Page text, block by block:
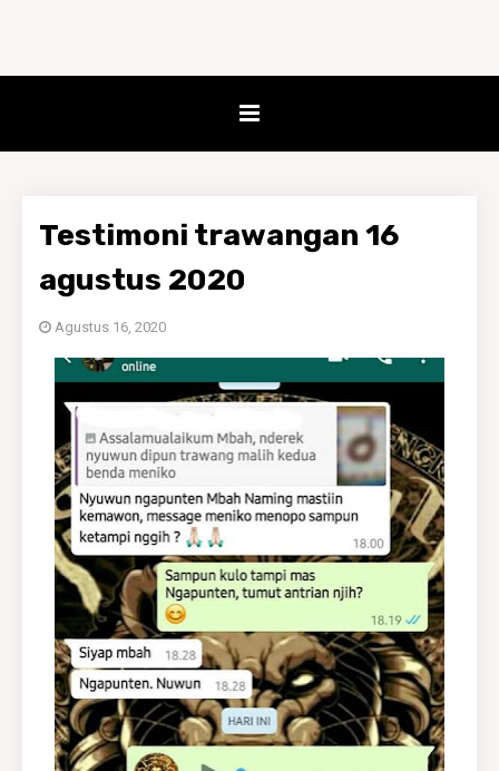
Testimoni trawangan 16
agustus 2020
Agustus 16, 2020